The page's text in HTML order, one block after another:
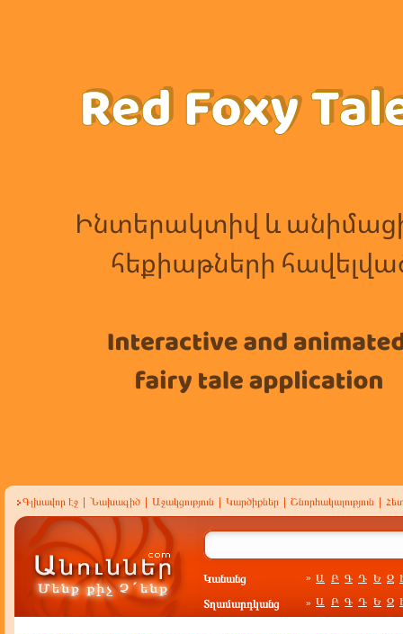
Գլխավոր էջ Նախագիծ Աջակցություն Կարծիքներ Շնորհակալություն
Կանանց » Ա Բ Գ Դ Ե Զ
Տղամարդկանց » Ա Բ Գ Դ Ե Զ